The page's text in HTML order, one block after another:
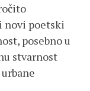
novi poetski
posebno u
stvarnost